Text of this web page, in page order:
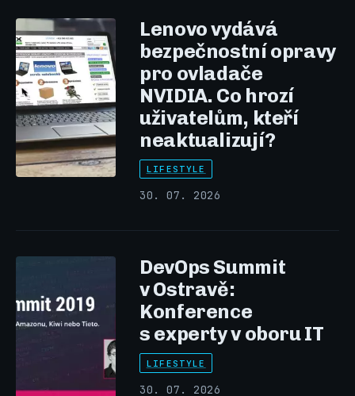
Lenovo vydává
bezpečnostní opravy
pro ovladače
NVIDIA. Co hrozí
uživatelům, kteří
neaktualizují?
LIFESTYLE
30. 07. 2026
DevOps Summit
v Ostravě:
Konference
s experty v oboru IT
LIFESTYLE
30. 07. 2026